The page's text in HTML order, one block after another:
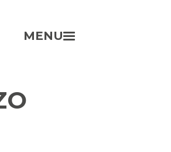
MENU